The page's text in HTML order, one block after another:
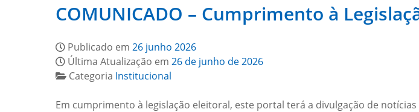
COMUNICADO – Cumprimento à
Publicado em 26 junho 2026
Última Atualização em 26 de junho de 2026
Categoria Institucional
Em cumprimento à legislação eleitoral, este portal terá a divulgação de